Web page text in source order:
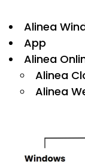
Alinea
App
Alinea
Alinea
Alinea